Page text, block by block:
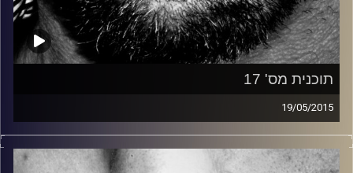
תוכנית מס' 17
19/05/2015
זיפים, מוזיקה מחוספסת של הופעות חיות. הרבה ג'אם, רוק,
בלוז, bluegrass, ג'אז, Fאנק, פרוגרסיב ואפילו אלקטרוניקה.
כל מה שחי, אמיתי ונושם.